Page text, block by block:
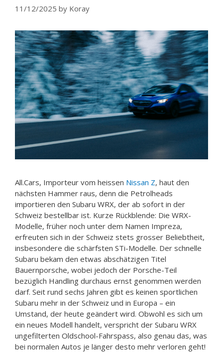
11/12/2025 by Koray
All.Cars, Importeur vom heissen Nissan Z, haut den
nächsten Hammer raus, denn die Petrolheads
importieren den Subaru WRX, der ab sofort in der
Schweiz bestellbar ist. Kurze Rückblende: Die WRX-
Modelle, früher noch unter dem Namen Impreza,
erfreuten sich in der Schweiz stets grosser Beliebtheit,
insbesondere die schärfsten STi-Modelle. Der schnelle
Subaru bekam den etwas abschätzigen Titel
Bauernporsche, wobei jedoch der Porsche-Teil
bezüglich Handling durchaus ernst genommen werden
darf. Seit rund sechs Jahren gibt es keinen sportlichen
Subaru mehr in der Schweiz und in Europa – ein
Umstand, der heute geändert wird. Obwohl es sich um
ein neues Modell handelt, verspricht der Subaru WRX
ungefilterten Oldschool-Fahrspass, also genau das, was
bei normalen Autos je länger desto mehr verloren geht!